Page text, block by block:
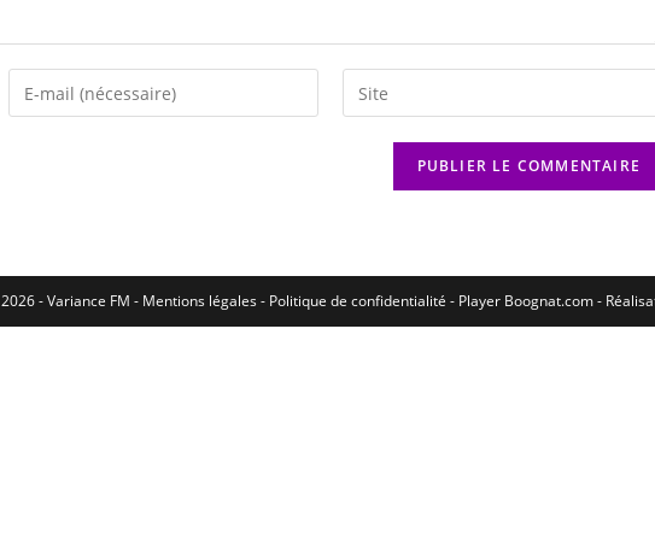
2026 - Variance FM - Mentions légales - Politique de confidentialité - Player Boognat.com-